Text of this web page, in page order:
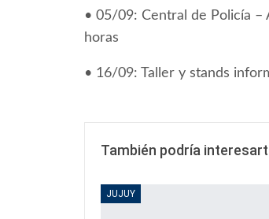
• 05/09: Central de Policía –
horas
• 16/09: Taller y stands
También podría
JUJUY